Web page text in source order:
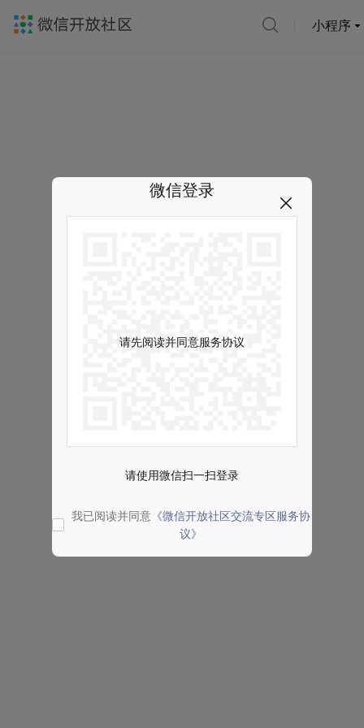
小程序
微信登录
请先阅读并同意服务协议
请使用微信扫一扫登录
我已阅读并同意 《微信开放社区交流专区服务协
议》